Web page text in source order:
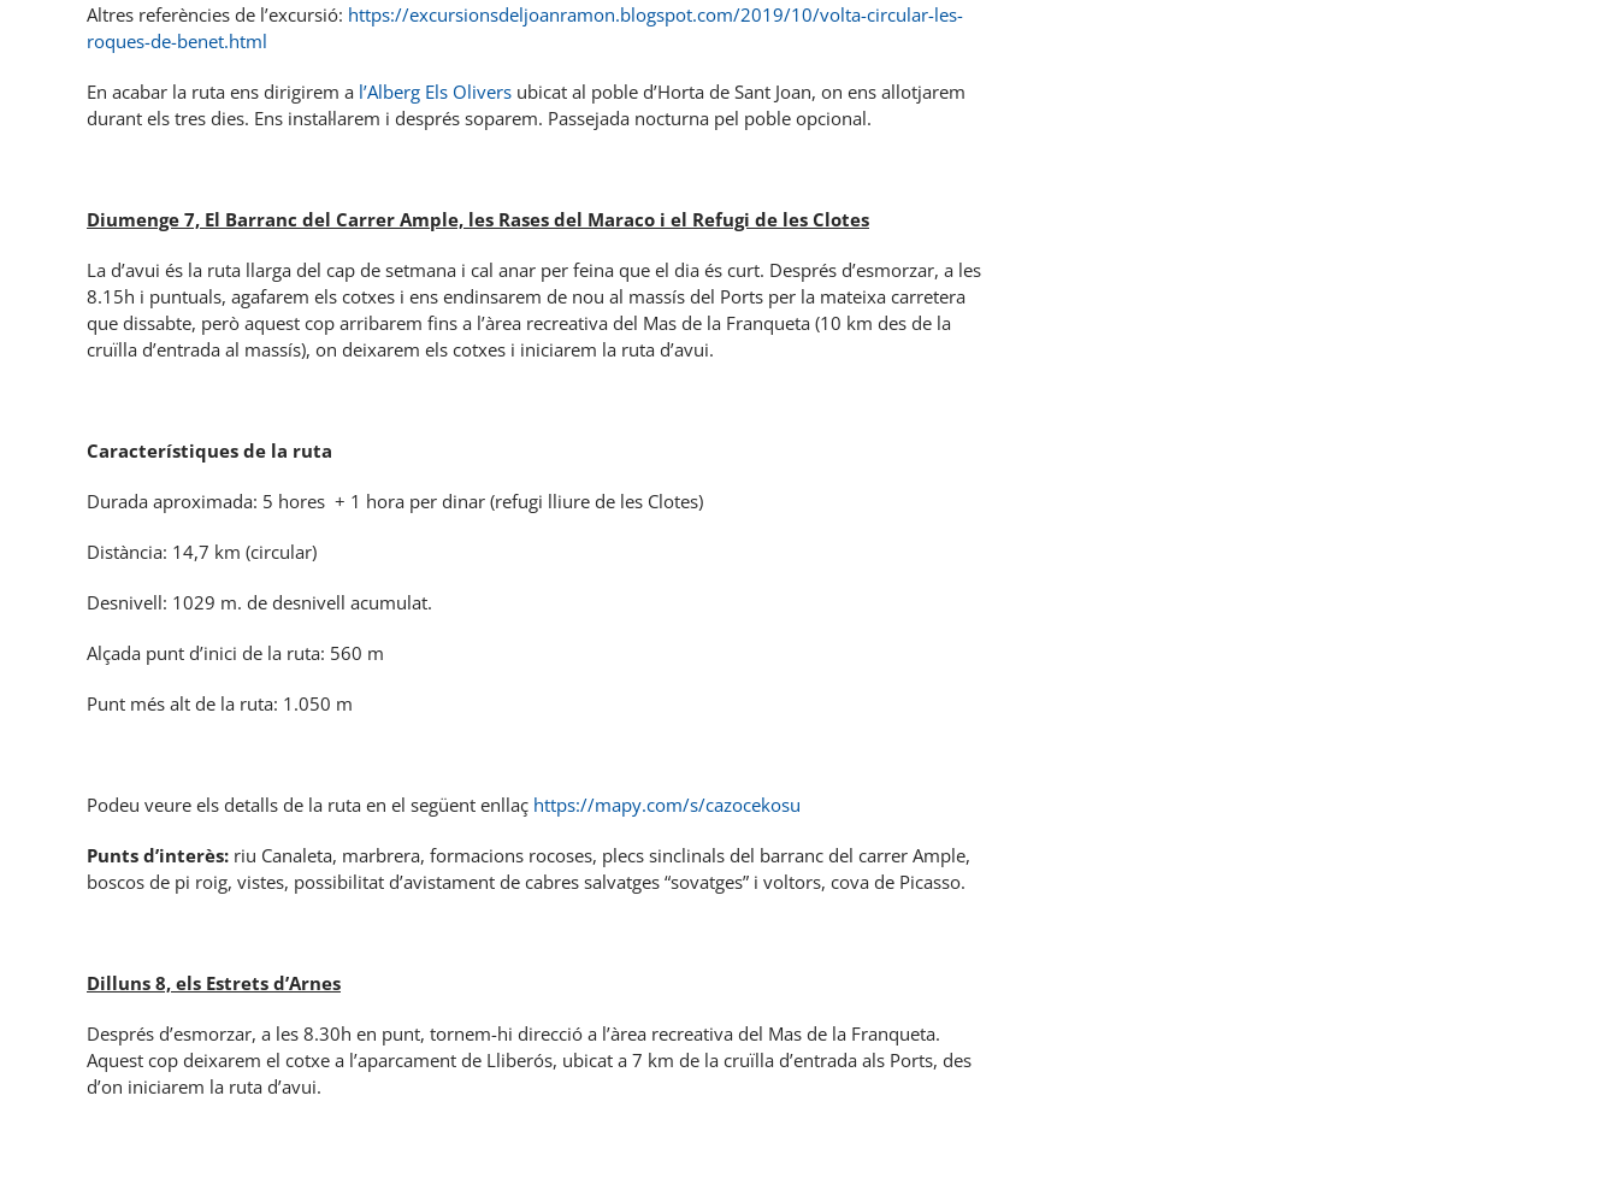
Altres referències de l’excursió: https://excursionsdeljoanramon.blogspot.com/2019/10/volta-circular-les-
roques-de-benet.html
En acabar la ruta ens dirigirem a l’Alberg Els Olivers ubicat al poble d’Horta de Sant Joan, on ens allotjarem
durant els tres dies. Ens instal·larem i després soparem. Passejada nocturna pel poble opcional.
Diumenge 7, El Barranc del Carrer Ample, les Rases del Maraco i el Refugi de les Clotes
La d’avui és la ruta llarga del cap de setmana i cal anar per feina que el dia és curt. Després d’esmorzar, a les
8.15h i puntuals, agafarem els cotxes i ens endinsarem de nou al massís del Ports per la mateixa carretera
que dissabte, però aquest cop arribarem fins a l’àrea recreativa del Mas de la Franqueta (10 km des de la
cruïlla d’entrada al massís), on deixarem els cotxes i iniciarem la ruta d’avui.
Característiques de la ruta
Durada aproximada: 5 hores + 1 hora per dinar (refugi lliure de les Clotes)
Distància: 14,7 km (circular)
Desnivell: 1029 m. de desnivell acumulat.
Alçada punt d’inici de la ruta: 560 m
Punt més alt de la ruta: 1.050 m
Podeu veure els detalls de la ruta en el següent enllaç https://mapy.com/s/cazocekosu
Punts d’interès: riu Canaleta, marbrera, formacions rocoses, plecs sinclinals del barranc del carrer Ample,
boscos de pi roig, vistes, possibilitat d’avistament de cabres salvatges “sovatges” i voltors, cova de Picasso.
Dilluns 8, els Estrets d’Arnes
Després d’esmorzar, a les 8.30h en punt, tornem-hi direcció a l’àrea recreativa del Mas de la Franqueta.
Aquest cop deixarem el cotxe a l’aparcament de Lliberós, ubicat a 7 km de la cruïlla d’entrada als Ports, des
d’on iniciarem la ruta d’avui.